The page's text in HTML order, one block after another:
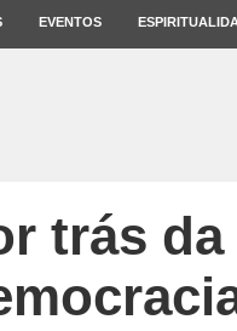
EVENTOS
trás